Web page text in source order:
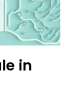
in